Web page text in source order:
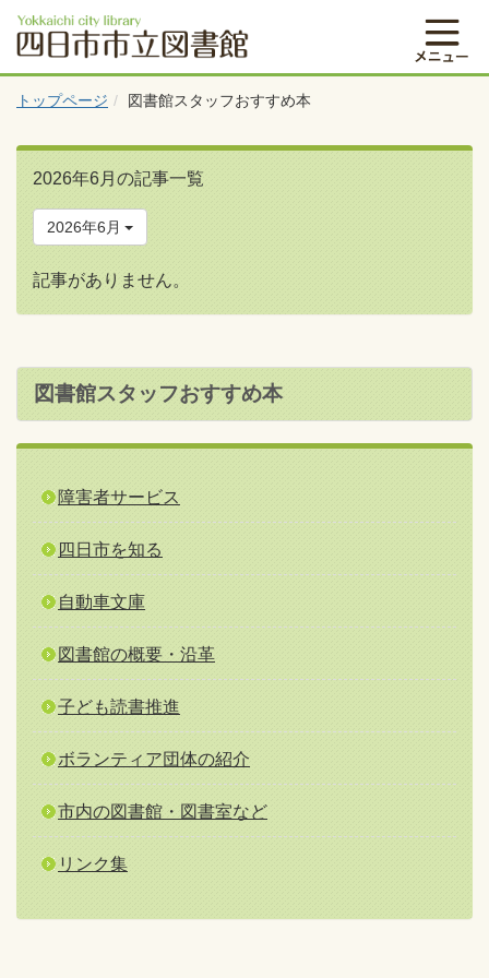
トップページ 図書館スタッフおすすめ本
2026年6月の記事一覧
2026年6月
記事がありません。
図書館スタッフおすすめ本
障害者サービス
四日市を知る
自動車文庫
図書館の概要・沿革
子ども読書推進
ボランティア団体の紹介
市内の図書館・図書室など
リンク集